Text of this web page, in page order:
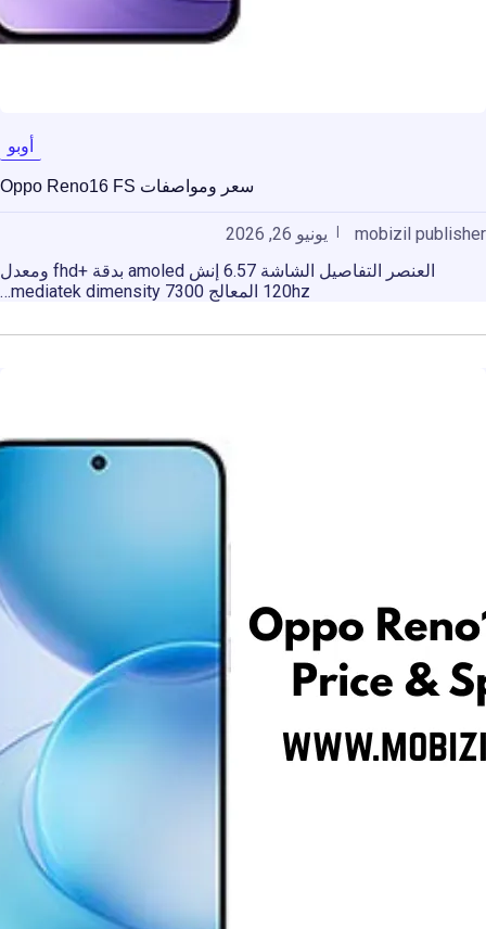
أوبو
سعر ومواصفات Oppo Reno16 FS
mobizil publisher
يونيو 26, 2026
العنصر التفاصيل الشاشة 6.57 إنش amoled بدقة +fhd ومعدل
120hz المعالج mediatek dimensity 7300…